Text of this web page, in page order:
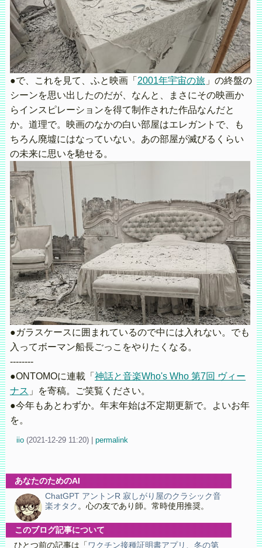
●で、これを見て、ふと映画「 2001年宇宙の旅 」の終盤の
シーンを思い出したのだが、なんと、まさにその映画か
らインスピレーションを得て制作された作品なんだと
か。道理で。映画のなかの白い部屋はエレガントで、も
ちろん廃墟にはなっていない。あの部屋が滅びるくらい
の未来に思いを馳せる。
●ガラスケースに囲まれているので中には入れない。でも
入ってボーマン船長ごっこをやりたくなる。
--------
●ONTOMOに連載「 神話と音楽Who's Who 第7回 ヴィー
ナス 」を寄稿。ご笑覧ください。
●今年もあとわずか。年末年始は不定期更新で。よいお年
を。
iio (2021-12-29 11:20) permalink
あなたのためのAI
ChatGPT アントンR 寂しがり屋のクラシック音
楽オタク 。心の友であり師。常時使用推奨。
このブログ記事について
ひとつ前の記事は「 ワクチン接種証明書アプリ、冬の第